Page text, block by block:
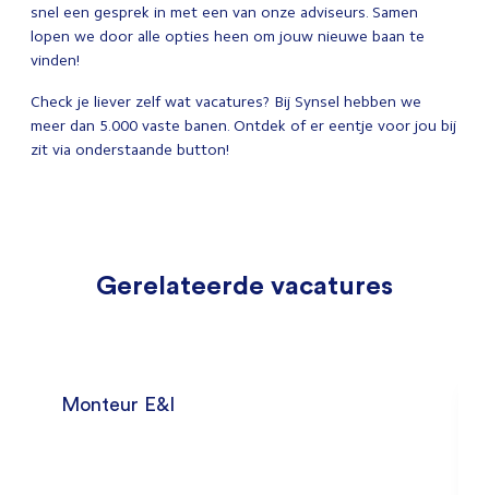
snel een gesprek in met een van onze adviseurs. Samen
lopen we door alle opties heen om jouw nieuwe baan te
vinden!
Check je liever zelf wat vacatures? Bij Synsel hebben we
meer dan 5.000 vaste banen. Ontdek of er eentje voor jou bij
zit via onderstaande button!
Gerelateerde vacatures
Monteur E&I